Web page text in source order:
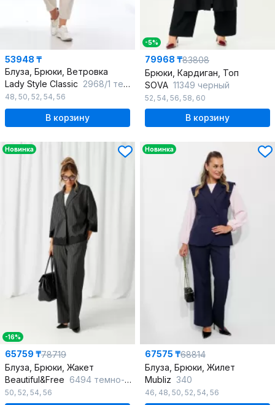
53948 ₸
Блуза, Брюки, Ветровка
Lady Style Classic 2968/1 темно-синий_с_бежевым
48, 50, 52, 54, 56
В корзину
-5%
79968 ₸83808
Брюки, Кардиган, Топ
SOVA 11349 черный
52, 54, 56, 58, 60
В корзину
Новинка
-16%
65759 ₸78719
Блуза, Брюки, Жакет
Beautiful&Free 6494 темно-серый/полоска
50, 52, 54, 56
Новинка
67575 ₸68814
Блуза, Брюки, Жилет
Mubliz 340
46, 48, 50, 52, 54, 56